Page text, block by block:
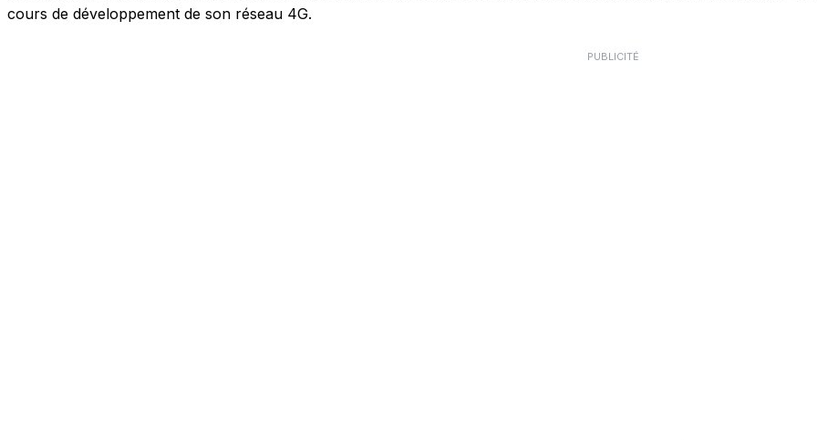
cours de développement de son réseau 4G.
PUBLICITÉ